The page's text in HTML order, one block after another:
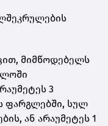
მიმწოდებელს
3
ფარგლებში, სულ
ან არაუმეტეს 1